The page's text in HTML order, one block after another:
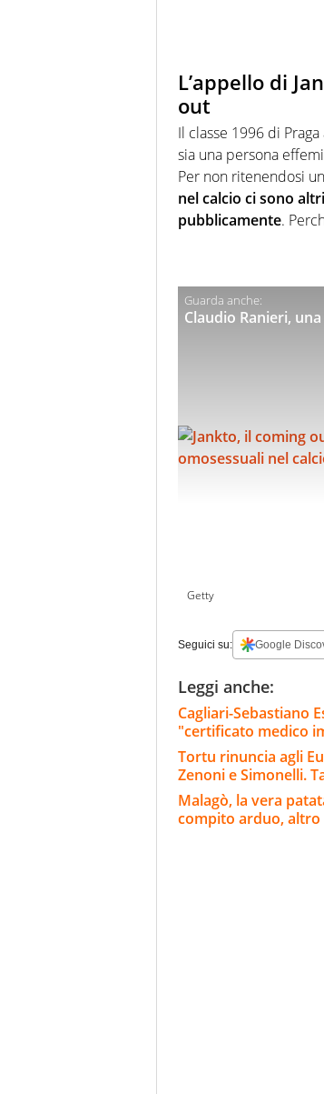
L’appello di
out
Il classe 1996 di
sia una persona
Per non ritenendosi
nel calcio ci sono
pubblicamente.
Claudio Ranieri,
Getty
Seguici su: Google
Leggi anche:
Cagliari-Sebastiano
"certificato medico
Tortu rinuncia agli
Zenoni e Simonelli.
Malagò, la vera
compito arduo, altro